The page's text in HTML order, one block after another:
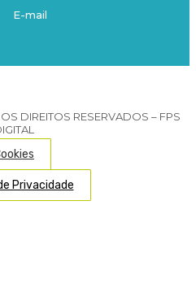
E-mail
DIREITOS RESERVADOS – FPS
Privacidade